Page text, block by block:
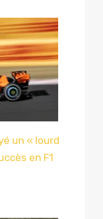
un « lourd
en F1